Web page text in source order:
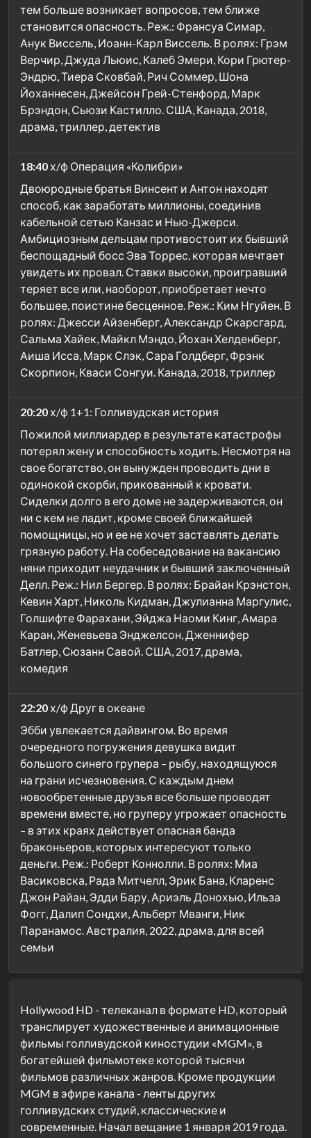
тем больше возникает вопросов, тем ближе
становится опасность. Реж.: Франсуа Симар,
Анук Виссель, Иоанн-Карл Виссель. В ролях: Грэм
Верчир, Джуда Льюис, Калеб Эмери, Кори Грютер-
Эндрю, Тиера Сковбай, Рич Соммер, Шона
Йоханнесен, Джейсон Грей-Стенфорд, Марк
Брэндон, Сьюзи Кастилло. США, Канада, 2018,
драма, триллер, детектив
18:40 х/ф Операция «Колибри»
Двоюродные братья Винсент и Антон находят
способ, как заработать миллионы, соединив
кабельной сетью Канзас и Нью-Джерси.
Амбициозным дельцам противостоит их бывший
беспощадный босс Эва Торрес, которая мечтает
увидеть их провал. Ставки высоки, проигравший
теряет все или, наоборот, приобретает нечто
большее, поистине бесценное. Реж.: Ким Нгуйен. В
ролях: Джесси Айзенберг, Александр Скарсгард,
Сальма Хайек, Майкл Мэндо, Йохан Хелденберг,
Аиша Исса, Марк Слэк, Сара Голдберг, Фрэнк
Скорпион, Кваси Сонгуи. Канада, 2018, триллер
20:20 х/ф 1+1: Голливудская история
Пожилой миллиардер в результате катастрофы
потерял жену и способность ходить. Несмотря на
свое богатство, он вынужден проводить дни в
одинокой скорби, прикованный к кровати.
Сиделки долго в его доме не задерживаются, он
ни с кем не ладит, кроме своей ближайшей
помощницы, но и ее не хочет заставлять делать
грязную работу. На собеседование на вакансию
няни приходит неудачник и бывший заключенный
Делл. Реж.: Нил Бергер. В ролях: Брайан Крэнстон,
Кевин Харт, Николь Кидман, Джулианна Маргулис,
Голшифте Фарахани, Эйджа Наоми Кинг, Амара
Каран, Женевьева Энджелсон, Дженнифер
Батлер, Сюзанн Савой. США, 2017, драма,
комедия
22:20 х/ф Друг в океане
Эбби увлекается дайвингом. Во время
очередного погружения девушка видит
большого синего групера – рыбу, находящуюся
на грани исчезновения. С каждым днем
новообретенные друзья все больше проводят
времени вместе, но груперу угрожает опасность
– в этих краях действует опасная банда
браконьеров, которых интересуют только
деньги. Реж.: Роберт Коннолли. В ролях: Миа
Васиковска, Рада Митчелл, Эрик Бана, Кларенс
Джон Райан, Эдди Бару, Ариэль Донохью, Ильза
Фогг, Далип Сондхи, Альберт Мванги, Ник
Паранамос. Австралия, 2022, драма, для всей
семьи
Hollywood HD - телеканал в формате HD, который
транслирует художественные и анимационные
фильмы голливудской киностудии «MGM», в
богатейшей фильмотеке которой тысячи
фильмов различных жанров. Кроме продукции
MGM в эфире канала - ленты других
голливудских студий, классические и
современные. Начал вещание 1 января 2019 года.